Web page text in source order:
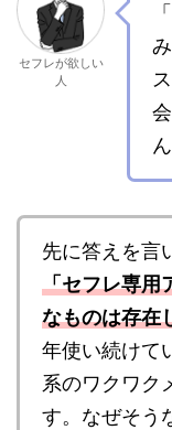
セフレが欲しい
人
先に答えを言
「セフレ専用
なものは存在
年使い続けて
系のワクワク
す。なぜそう